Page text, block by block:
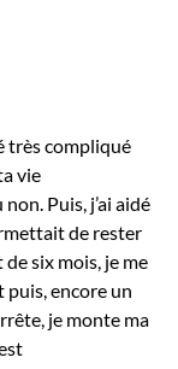
très compliqué
vie
Puis, j’ai aidé
de rester
six mois, je me
puis, encore un
je monte ma